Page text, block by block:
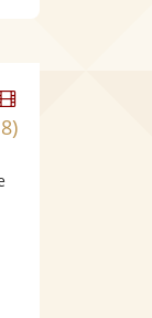
stellt
Dieser
Künstler